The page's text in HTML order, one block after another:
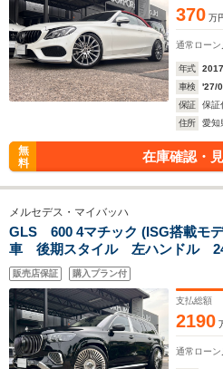
370 万
通常ローン
年式 2017
車検
'27/
保証
保証
住所
愛知
無
料
在庫確認・
メルセデス・マイバッハ
GLS 600 4マチック (ISG搭載モ
車 後期スタイル 左ハンドル 24
空気圧センサー入り)ロワリング
冷蔵庫 新車取説 保証書 スペア
販売店保証 購入プラン付
支払総額
2190
通常ローン